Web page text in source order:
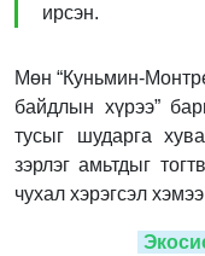
ирсэн.
Мөн “Куньмин-
байдлын хүрээ”
тусыг шударга
зэрлэг амьтдыг
чухал хэрэгсэл